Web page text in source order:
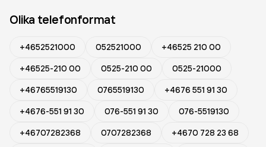
Olika telefonformat
+4652521000 052521000
+46525 210 00
+46525-210 00
0525-210 00
0525-21000
+46765519130
0765519130
+4676 551 91 30
+4676-551 91 30
076-551 91 30
076-5519130
+46707282368
0707282368
+4670 728 23 68